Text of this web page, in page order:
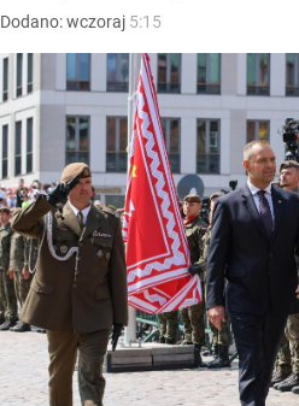
Dodano:wczoraj 5:15